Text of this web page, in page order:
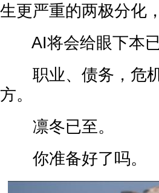
生更严重的两极分化
AI将会给眼下本已
职业、债务，危机
方。
凛冬已至。
你准备好了吗。